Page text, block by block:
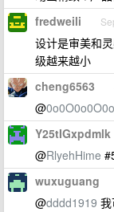
fredweili
设计是审美和
级越来越小
cheng6563
@0o0O0o0O0o
Y25tIGxpdmlk
@RlyehHime
wuxuguang
@dddd1919